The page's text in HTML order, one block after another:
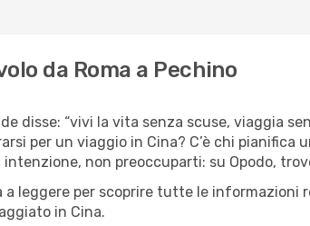
da Roma a Pechino
disse: “vivi la vita senza scuse, viaggia
per un viaggio in Cina? C’è chi pianifica
intenzione, non preoccuparti: su Opodo,
a leggere per scoprire tutte le informazioni
in Cina.